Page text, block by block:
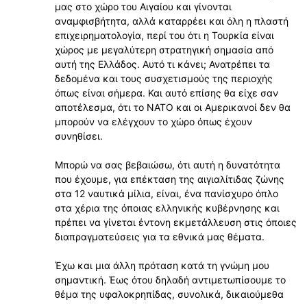
μας στο χώρο του Αιγαίου και γίνονται
αναμφισβήτητα, αλλά καταρρέει και όλη η πλαστή
επιχειρηματολογία, περί του ότι η Τουρκία είναι
χώρος με μεγαλύτερη στρατηγική σημασία από
αυτή της Ελλάδος. Αυτό τι κάνει; Ανατρέπει τα
δεδομένα και τους συσχετισμούς της περιοχής
όπως είναι σήμερα. Και αυτό επίσης θα είχε σαν
αποτέλεσμα, ότι το ΝΑΤΟ και οι Αμερικανοί δεν θα
μπορούν να ελέγχουν το χώρο όπως έχουν
συνηθίσει.
Μπορώ να σας βεβαιώσω, ότι αυτή η δυνατότητα
που έχουμε, για επέκταση της αιγιαλίτιδας ζώνης
στα 12 ναυτικά μίλια, είναι, ένα πανίσχυρο όπλο
στα χέρια της όποιας ελληνικής κυβέρνησης και
πρέπει να γίνεται έντονη εκμετάλλευση στις όποιες
διαπραγματεύσεις για τα εθνικά μας θέματα.
Έχω και μια άλλη πρόταση κατά τη γνώμη μου
σημαντική. Έως ότου δηλαδή αντιμετωπίσουμε το
θέμα της υφαλοκρηπίδας, συνολικά, δικαιούμεθα